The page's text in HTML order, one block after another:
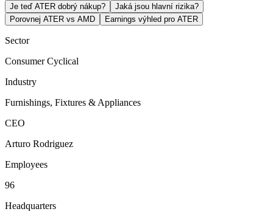
Je teď ATER dobrý nákup?
Jaká jsou hlavní rizika?
Porovnej ATER vs AMD
Earnings výhled pro ATER
Sector
Consumer Cyclical
Industry
Furnishings, Fixtures & Appliances
CEO
Arturo Rodriguez
Employees
96
Headquarters